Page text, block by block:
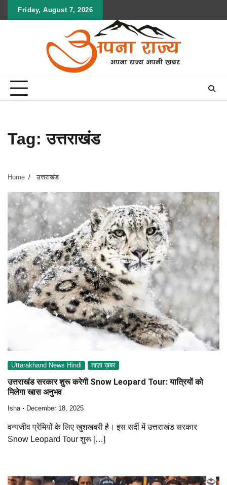
Friday, August 7, 2026
Tag:उत्तराखंड
Home उत्तराखंड
Uttarakhand News Hindi ताज़ा ख़बर
उत्तराखंड सरकार शुरू करेगी Snow Leopard Tour: यात्रियों को
मिलेगा खास अनुभव
Isha December 18, 2025
वन्यजीव प्रेमियों के लिए खुशखबरी है। इस सर्दी में उत्तराखंड सरकार
Snow Leopard Tour शुरू […]